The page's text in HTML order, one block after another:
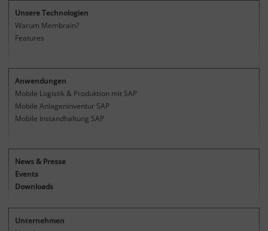
Unsere Technologien
Warum Membrain?
Features
Anwendungen
Mobile Logistik & Produktion mit SAP
Mobile Anlageninventur SAP
Mobile Instandhaltung SAP
News & Presse
Events
Downloads
Unternehmen